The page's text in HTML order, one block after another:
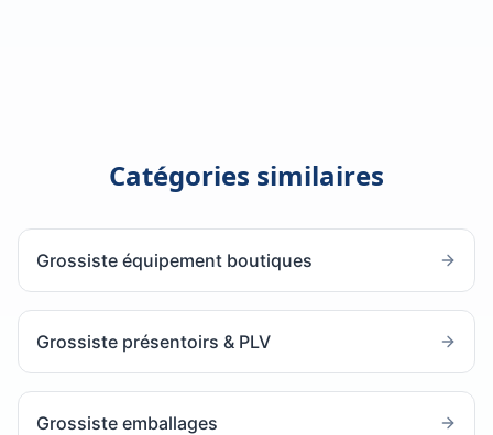
Catégories similaires
Grossiste équipement boutiques
Grossiste présentoirs & PLV
Grossiste emballages